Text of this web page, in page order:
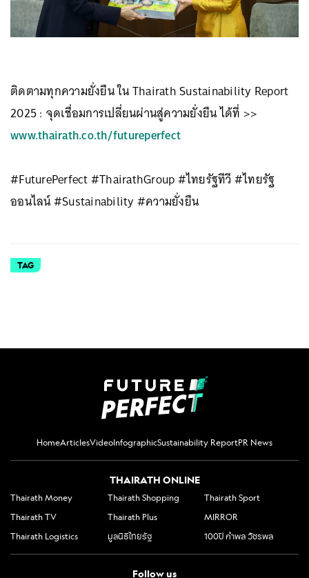
ติดตามทุกความยั่งยืน ใน Thairath Sustainability Report
2025 : จุดเชื่อมการเปลี่ยนผ่านสู่ความยั่งยืน ได้ที่ >>
www.thairath.co.th/futureperfect
#FuturePerfect #ThairathGroup #ไทยรัฐทีวี #ไทยรัฐ
ออนไลน์ #Sustainability #ความยั่งยืน⁣
TAG
HomeArticlesVideoInfographicSustainability ReportPR News
THAIRATH ONLINE
Thairath Money Thairath Shopping
Thairath Sport
Thairath TV
Thairath Plus
MIRROR
Thairath Logistics
มูลนิธิไทยรัฐ 100ปี กำพล วัชรพล
Follow us